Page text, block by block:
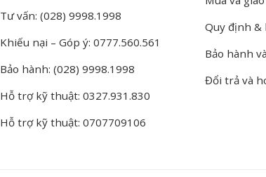
Tư vấn: (028) 9998.1998
Khiếu nại – Góp ý: 0777.560.561
Bảo hành: (028) 9998.1998
Hỗ trợ kỹ thuật: 0327.931.830
Hỗ trợ kỹ thuật: 0707709106
Quy định
Bảo hành
Đổi trả và